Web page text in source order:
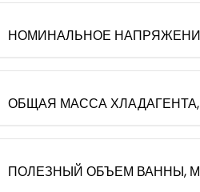
НОМИНАЛЬНОЕ
ОБЩАЯ МАССА ХЛАДАГЕНТА,
ПОЛЕЗНЫЙ ОБЪЕМ ВАННЫ,